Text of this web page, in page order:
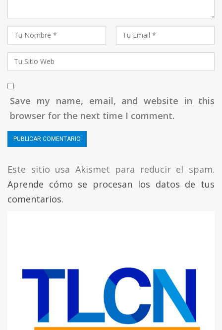
Save my name, email, and website in this
browser for the next time I comment.
Este sitio usa Akismet para reducir el spam.
Aprende cómo se procesan los datos de tus
comentarios.